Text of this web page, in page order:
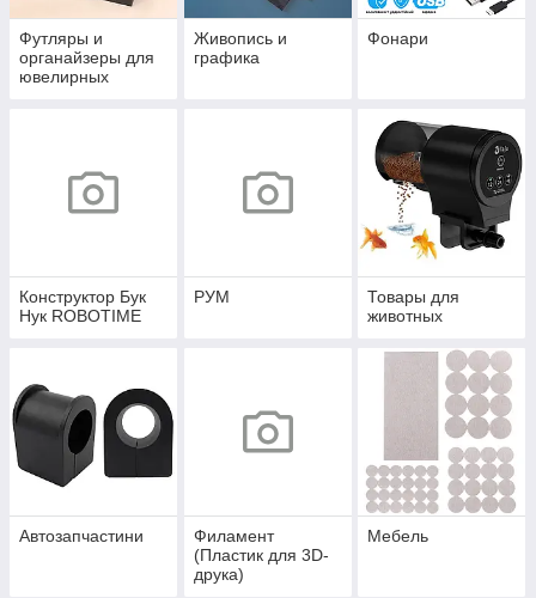
Футляры и
органайзеры для
ювелирных
Живопись и
графика
Фонари
Конструктор Бук
Нук ROBOTIME
РУМ
Товары для
животных
Автозапчастини
Филамент
(Пластик для 3D-
друка)
Мебель